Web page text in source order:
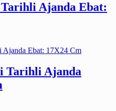
Ajanda Ebat:
Tarihli Ajanda